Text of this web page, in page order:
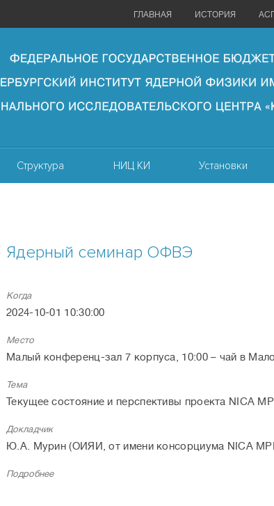
ГЛАВНАЯ ИСТОРИЯ
Структура НИЦ КИ Установки
Ядерный семинар ОФВЭ
Когда
2024-10-01 10:30:00
Место
Малый конференц-зал 7 корпуса, 10:00 – чай в
Тема
Текущее состояние и перспективы проекта NICA
Докладчик
Ю.А. Мурин (ОИЯИ, от имени консорциума NICA
Подробнее